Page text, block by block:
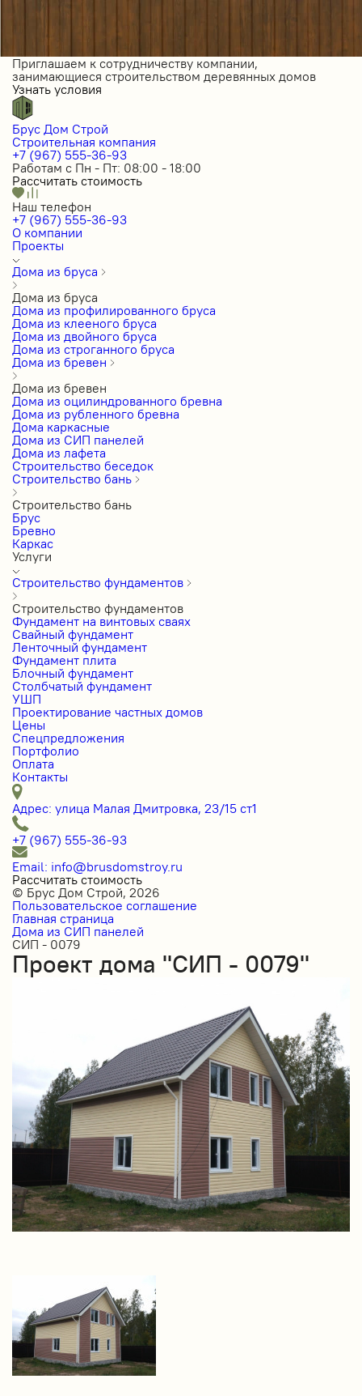
Приглашаем к сотрудничеству компании,
занимающиеся строительством деревянных домов
Узнать условия
Брус Дом Строй
Строительная компания
+7 (967) 555-36-93
Работам с Пн - Пт: 08:00 - 18:00
Рассчитать стоимость
Наш телефон
+7 (967) 555-36-93
О компании
Проекты
Дома из бруса
Дома из бруса
Дома из профилированного бруса
Дома из клееного бруса
Дома из двойного бруса
Дома из строганного бруса
Дома из бревен
Дома из бревен
Дома из оцилиндрованного бревна
Дома из рубленного бревна
Дома каркасные
Дома из СИП панелей
Дома из лафета
Строительство беседок
Строительство бань
Строительство бань
Брус
Бревно
Каркас
Услуги
Строительство фундаментов
Строительство фундаментов
Фундамент на винтовых сваях
Свайный фундамент
Ленточный фундамент
Фундамент плита
Блочный фундамент
Столбчатый фундамент
УШП
Проектирование частных домов
Цены
Спецпредложения
Портфолио
Оплата
Контакты
Адрес: улица Малая Дмитровка, 23/15 ст1
+7 (967) 555-36-93
Email: info@brusdomstroy.ru
Рассчитать стоимость
© Брус Дом Строй, 2026
Пользовательское соглашение
Главная страница
Дома из СИП панелей
СИП - 0079
Проект дома "СИП - 0079"